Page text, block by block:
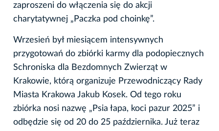
zaproszeni do włączenia się do akcji
charytatywnej „Paczka pod choinkę”.
Wrzesień był miesiącem intensywnych
przygotowań do zbiórki karmy dla podopiecznych
Schroniska dla Bezdomnych Zwierząt w
Krakowie, którą organizuje Przewodniczący Rady
Miasta Krakowa Jakub Kosek. Od tego roku
zbiórka nosi nazwę „Psia łapa, koci pazur 2025” i
odbędzie się od 20 do 25 października. Już teraz